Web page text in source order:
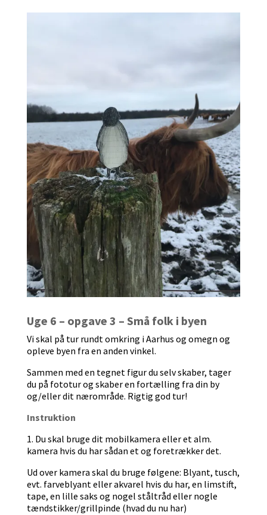
Uge 6 – opgave 3 – Små folk i byen
Vi skal på tur rundt omkring i Aarhus og omegn og
opleve byen fra en anden vinkel.
Sammen med en tegnet figur du selv skaber, tager
du på fototur og skaber en fortælling fra din by
og/eller dit nærområde. Rigtig god tur!
Instruktion
1. Du skal bruge dit mobilkamera eller et alm.
kamera hvis du har sådan et og foretrækker det.
Ud over kamera skal du bruge følgene: Blyant, tusch,
evt. farveblyant eller akvarel hvis du har, en limstift,
tape, en lille saks og nogel ståltråd eller nogle
tændstikker/grillpinde (hvad du nu har)